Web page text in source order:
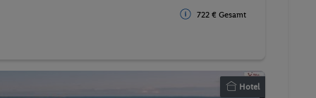
722 € Gesamt
Hotel